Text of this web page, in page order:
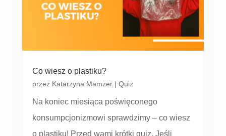
Co wiesz o plastiku?
przez Katarzyna Mamzer| Quiz
Na koniec miesiąca poświęconego
konsumpcjonizmowi sprawdzimy – co wiesz
o plastiku! Przed wami krótki quiz. Jeśli